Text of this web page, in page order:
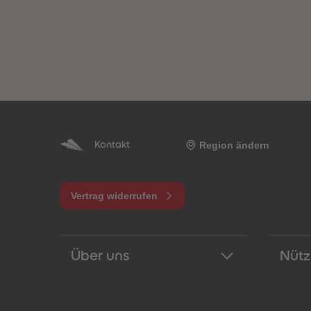
Kontakt Region ändern
Vertrag widerrufen
Über uns